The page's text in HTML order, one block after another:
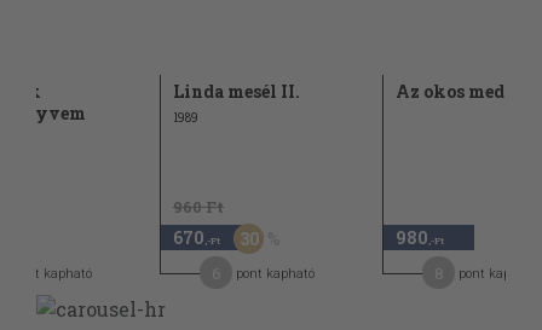
pont kapható
Linda mesél II.
1989
960 Ft
670 ,-Ft 30
pont kapható
Az okos medve
980 ,-Ft
pont kapható